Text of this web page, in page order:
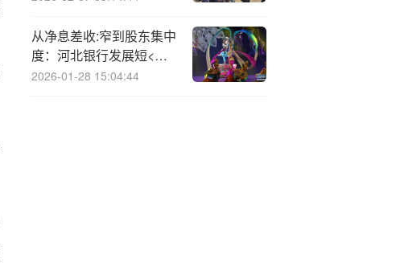
从净息差收:窄到股东集中
度：河北银行发展短<板>
亟待突破
2026-01-28 15:04:44